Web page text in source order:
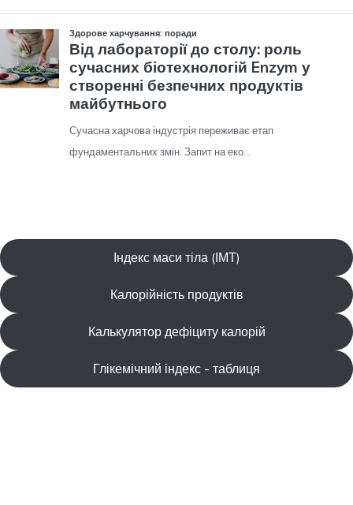
Індекс маси тіла (ІМТ)
Калорійність продуктів
Калькулятор дефіциту калорій
Глікемічний індекс - таблиця